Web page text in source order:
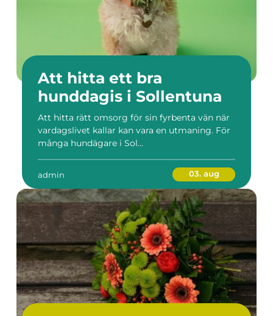
Att hitta ett bra
hunddagis i Sollentuna
Att hitta rätt omsorg för sin fyrbenta vän när
vardagslivet kallar kan vara en utmaning. För
många hundägare i Sol...
admin 03. aug